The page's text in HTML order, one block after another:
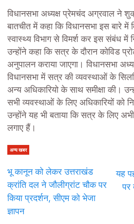
विधानसभा अध्यक्ष प्रेमचंद अग्रवाल ने
बातचीत में कहा कि विधानसभा इस बारे में
स्वास्थ्य विभाग से विमर्श कर इस संबंध में
उन्होंने कहा कि सत्र के दौरान कोविड
अनुपालन कराया जाएगा। विधानसभा
विधानसभा में सत्र की व्यवस्थाओं के
अन्य अधिकारियो के साथ समीक्षा की।
सभी व्यवस्थाओं के लिए अधिकारियों को
उन्होंने यह भी बताया कि सत्र के लिए
लगाए हैं।
अन्य खबर
भू कानून को लेकर उत्तराखंड
क्रांति दल ने जौलीग्रांट चौक पर
किया प्रदर्शन, सीएम को भेजा
ज्ञापन
यह
पर